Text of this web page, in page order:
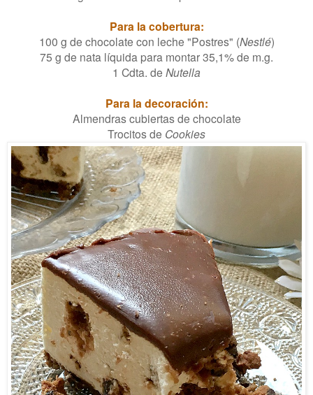
Para la cobertura:
100 g de chocolate con leche "Postres" (Nestlé)
75 g de nata líquida para montar 35,1% de m.g.
1 Cdta. de Nutella
Para la decoración:
Almendras cubiertas de chocolate
Trocitos de Cookies